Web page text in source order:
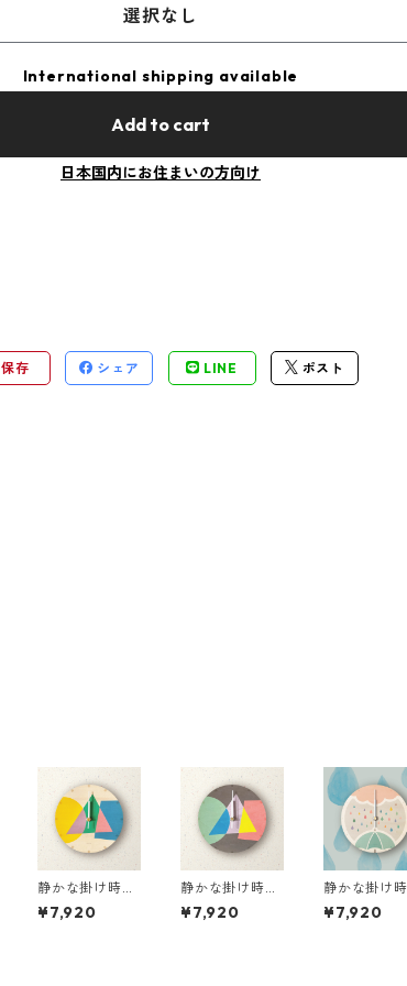
選択なし
International shipping available
Add to cart
日本国内にお住まいの方向け
保存 シェア LINE ポスト
静かな掛け時計
［木製］ M900
7-natural
¥7,920
静かな掛け時計
［木製］ M900
8-dark
¥7,920
静かな掛け
［木製］
4-pink
¥7,920